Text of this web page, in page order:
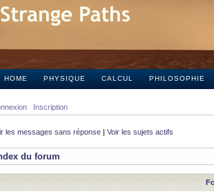
HOME PHYSIQUE CALCUL PHILOSOPHIE
Inscription
les messages sans réponse | Voir les sujets actifs
du forum